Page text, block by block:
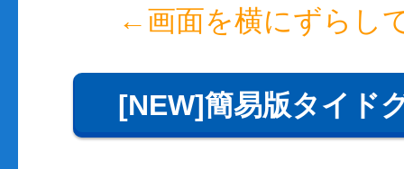
←画面を横にずらし
[NEW]簡易版タイド